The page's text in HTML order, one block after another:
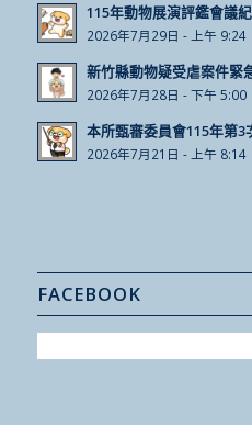
115年動物展演評鑑會議
2026年7月29日 - 上午 9:24
新竹縣動物疑受虐案件緊
2026年7月28日 - 下午 5:00
本所甄審委員會115年第3
2026年7月21日 - 上午 8:14
FACEBOOK